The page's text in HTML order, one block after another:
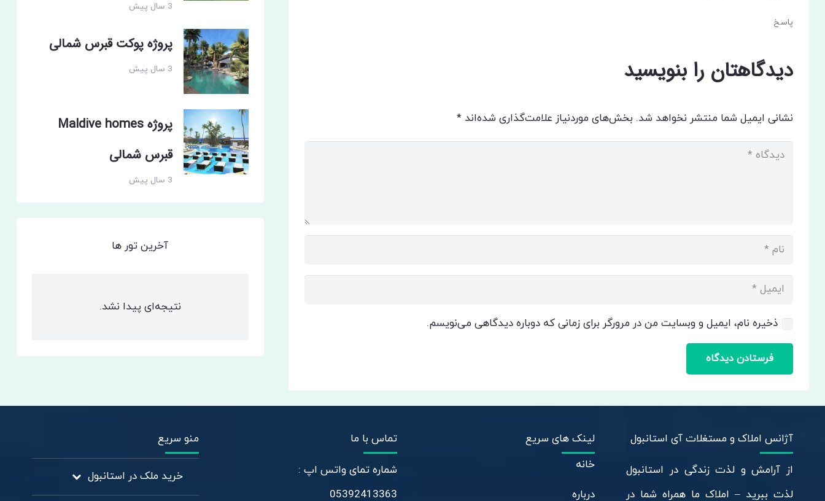
پاسخ
دیدگاهتان را بنویسید
نشانی ایمیل شما منتشر نخواهد شد. بخش‌های موردنیاز علامت‌گذاری شده‌اند *
ذخیره نام، ایمیل و وبسایت من در مرورگر برای زمانی که دوباره دیدگاهی می‌نویسم.
فرستادن دیدگاه
3 سال پیش
پروژه پوکت قبرس شمالی
3 سال پیش
پروژه Maldive homes
قبرس شمالی
3 سال پیش
آخرین تور ها
نتیجه‌ای پیدا نشد.
آژانس املاک و مستغلات آی استانبول
از آرامش و لذت زندگی در استانبول
لذت ببرید – املاک ما همراه شما در
لینک های سریع
خانه
درباره
تماس با ما
شماره تمای واتس اپ :
05392413363
منو سریع
خرید ملک در استانبول